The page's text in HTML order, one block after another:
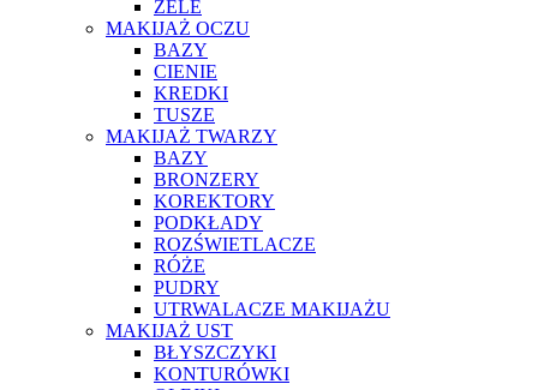
ŻELE
MAKIJAŻ OCZU
BAZY
CIENIE
KREDKI
TUSZE
MAKIJAŻ TWARZY
BAZY
BRONZERY
KOREKTORY
PODKŁADY
ROZŚWIETLACZE
RÓŻE
PUDRY
UTRWALACZE MAKIJAŻU
MAKIJAŻ UST
BŁYSZCZYKI
KONTURÓWKI